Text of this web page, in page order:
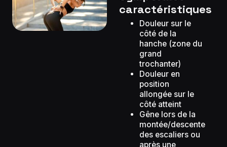
caractéristiques
Douleur sur le
côté de la
hanche (zone du
grand
trochanter)
Douleur en
position
allongée sur le
côté atteint
Gêne lors de la
montée/descente
des escaliers ou
après une